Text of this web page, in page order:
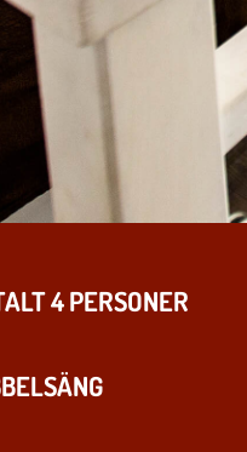
4 PERSONER